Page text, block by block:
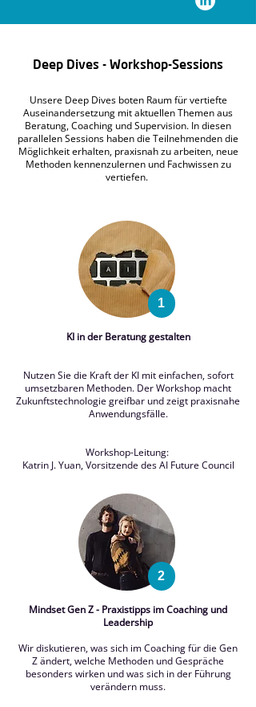
Deep Dives - Workshop-Sessions
Unsere Deep Dives boten Raum für vertiefte
Auseinandersetzung mit aktuellen Themen aus
Beratung, Coaching und Supervision. In diesen
parallelen Sessions haben die Teilnehmenden die
Möglichkeit erhalten, praxisnah zu arbeiten, neue
Methoden kennenzulernen und Fachwissen zu
vertiefen.
1
KI in der Beratung gestalten
Nutzen Sie die Kraft der KI mit einfachen, sofort
umsetzbaren Methoden. Der Workshop macht
Zukunftstechnologie greifbar und zeigt praxisnahe
Anwendungsfälle.
Workshop-Leitung:
Katrin J. Yuan, Vorsitzende des AI Future Council
2
Mindset Gen Z - Praxistipps im Coaching und
Leadership
Wir diskutieren, was sich im Coaching für die Gen
Z ändert, welche Methoden und Gespräche
besonders wirken und was sich in der Führung
verändern muss.